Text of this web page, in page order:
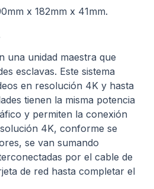
x 182mm x 41mm.
una unidad maestra que
esclavas. Este sistema
en resolución 4K y hasta
tienen la misma potencia
y permiten la conexión
4K, conforme se
se van sumando
por el cable de
de red hasta completar el